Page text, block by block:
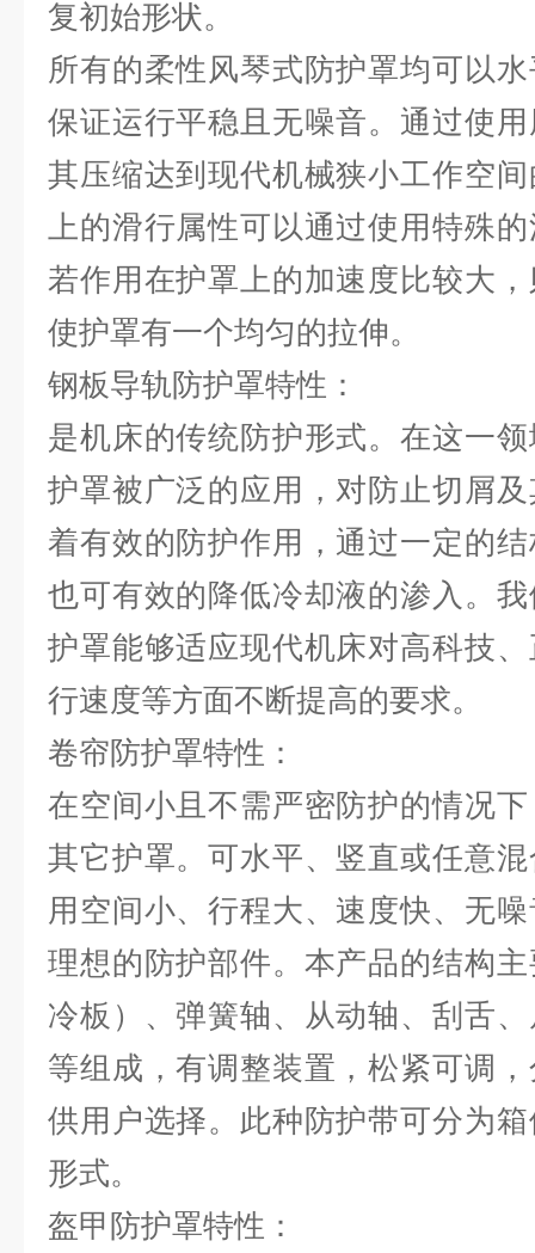
复初始形状。
所有的柔性风琴式防护罩均可以
保证运行平稳且无噪音。通过使
其压缩达到现代机械狭小工作空
上的滑行属性可以通过使用特殊
若作用在护罩上的加速度比较大
使护罩有一个均匀的拉伸。
钢板导轨防护罩特性：
是机床的传统防护形式。在这一
护罩被广泛的应用，对防止切屑
着有效的防护作用，通过一定的
也可有效的降低冷却液的渗入。
护罩能够适应现代机床对高科技
行速度等方面不断提高的要求。
卷帘防护罩特性：
在空间小且不需严密防护的情况
其它护罩。可水平、竖直或任意
用空间小、行程大、速度快、无
理想的防护部件。本产品的结构
冷板）、弹簧轴、从动轴、刮舌
等组成，有调整装置，松紧可调
供用户选择。此种防护带可分为
形式。
盔甲防护罩特性：